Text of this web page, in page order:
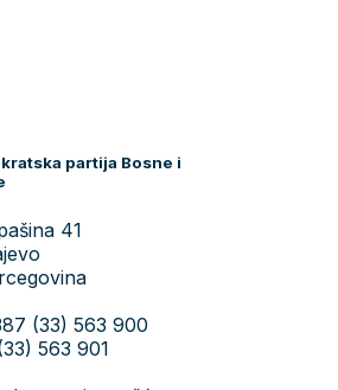
partija Bosne i
41
(33) 563 900
563 901